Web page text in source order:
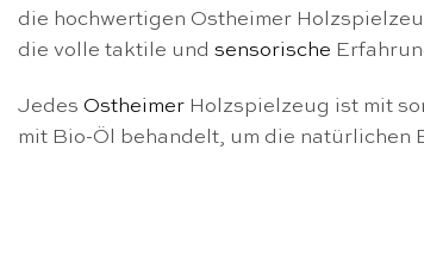
die hochwertigen Ostheimer
die volle taktile und sensorische
Jedes Ostheimer Holzspielzeug ist mit
mit Bio-Öl behandelt, um die natürlichen